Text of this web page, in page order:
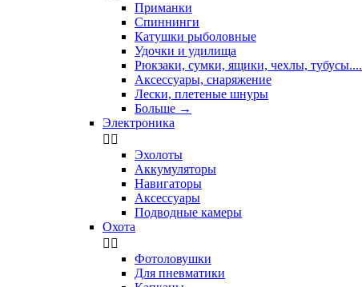
Приманки
Спиннинги
Катушки рыболовные
Удочки и удилища
Рюкзаки, сумки, ящики, чехлы, тубусы....
Аксессуары, снаряжение
Лески, плетеные шнуры
Больше →
Электроника
 
Эхолоты
Аккумуляторы
Навигаторы
Аксессуары
Подводные камеры
Охота
 
Фотоловушки
Для пневматики